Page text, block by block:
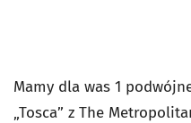
Mamy dla was 1
„Tosca” z The